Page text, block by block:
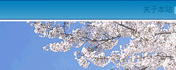
关于本站